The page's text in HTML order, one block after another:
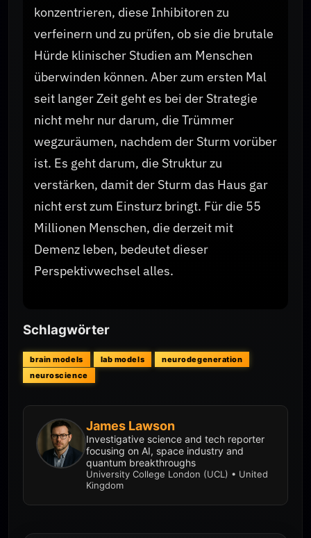
konzentrieren, diese Inhibitoren zu
verfeinern und zu prüfen, ob sie die brutale
Hürde klinischer Studien am Menschen
überwinden können. Aber zum ersten Mal
seit langer Zeit geht es bei der Strategie
nicht mehr nur darum, die Trümmer
wegzuräumen, nachdem der Sturm vorüber
ist. Es geht darum, die Struktur zu
verstärken, damit der Sturm das Haus gar
nicht erst zum Einsturz bringt. Für die 55
Millionen Menschen, die derzeit mit
Demenz leben, bedeutet dieser
Perspektivwechsel alles.
Schlagwörter
brain models lab models
neurodegeneration
neuroscience
James Lawson
Investigative science and tech reporter
focusing on AI, space industry and
quantum breakthroughs
University College London (UCL) • United
Kingdom